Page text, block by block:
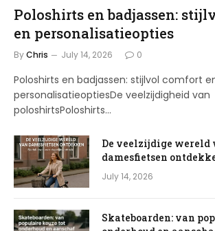
Poloshirts en badjassen:
en personalisatieopties
ByChris July 14, 2026 0
Poloshirts en badjassen: stijlvol comfort
personalisatieoptiesDe veelzijdigheid van
poloshirtsPoloshirts…
De veelzijdige wereld
damesfietsen
July 14, 2026
Skateboarden: van